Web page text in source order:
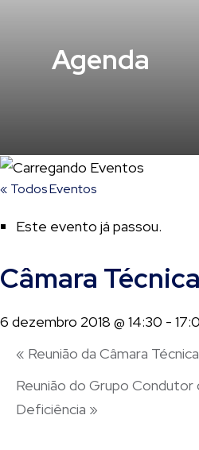
Agenda
« Todos Eventos
Este evento já passou.
Câmara
6 dezembro 2018 @ 14:30 -
« Reunião da Câmara
Reunião do Grupo Condutor
Deficiência »